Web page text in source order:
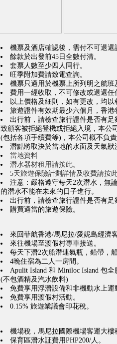
機票及酒店確認後，需付不可退還
餘款於出發前45日全數付清。
套票人數至少四人同行。
旺季附加費請致電查詢。
機票只適用於機票上所列明之航班
費用一經收取，不可修改或退還任
以上價格及細則，如有更改，均以
旅遊證件有效期最少六個月，香港
出行前，請檢查旅行證件是否有足
致顧客被拒絕登機或拒絕入境，本公
(包括各項手續費等)，本公司概不負
潛點將取決於當地的水面及天氣狀
當地資料
潛水器材租用請按此。
5天旅遊保險計劃詳情及收費請按此
注意：嚴格遵守每天2次潛水，無
的潛水不能在未來的日子進行。
出行前，請檢查旅行證件是否有足
購買適當的旅遊保險。
來回菲航香港/馬尼拉/愛妮島經濟
來往機場至渡假村專車接送。
每天下潛2次船潛連氣瓶，鉛帶，
4晚住宿為二人一房間。
Apulit Island 和 Miniloc Island 包全
(不包酒精及汽水飲料)
免費享用浮潛設備和非機動水上運
免費享用渡假村活動。
0.15% 旅遊業議會印花稅。
機場稅，馬尼拉國際機場客運大樓
保育區潛水証費用PHP200/人。